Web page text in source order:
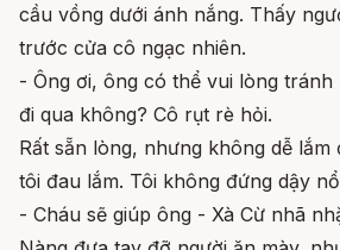
cầu vồng dưới ánh nắng. Thấy
trước cửa cô ngạc nhiên.
- Ông ơi, ông có thể vui lòng
đi qua không? Cô rụt rè hỏi.
Rất sẵn lòng, nhưng không dễ lắm
tôi đau lắm. Tôi không đứng dậy
- Cháu sẽ giúp ông - Xà Cừ nhã